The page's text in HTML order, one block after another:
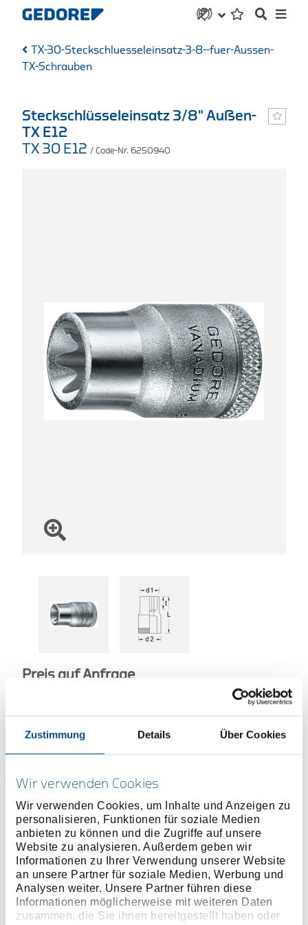
Zustimmung Details Über Cookies
Wir verwenden Cookies
Wir verwenden Cookies, um Inhalte und Anzeigen zu
personalisieren, Funktionen für soziale Medien
anbieten zu können und die Zugriffe auf unsere
Website zu analysieren. Außerdem geben wir
Informationen zu Ihrer Verwendung unserer Website
an unsere Partner für soziale Medien, Werbung und
Analysen weiter. Unsere Partner führen diese
Informationen möglicherweise mit weiteren Daten
zusammen, die Sie ihnen bereitgestellt haben oder
TX-30-Steckschluesseleinsatz-3-8--fuer-Aussen-
TX-Schrauben
Steckschlüsseleinsatz 3/8" Außen-
TX E12
TX 30 E12 / Code-Nr. 6250940
Preis auf Anfrage
ONLINE KAUFEN
HÄNDLER FINDEN
Produktlinie EAN4010886625095
Produktbeschreibung
Innenvierkantantrieb nach DIN 3120 - C 10, ISO
1174, mit Kugelfangrille